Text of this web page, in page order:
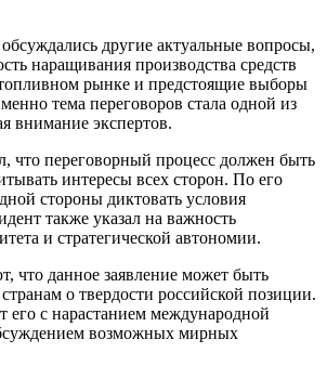
другие актуальные вопросы,
наращивания производства средств
рынке и предстоящие выборы
тема переговоров стала одной из
внимание экспертов.
что переговорный процесс должен быть
интересы всех сторон. По его
стороны диктовать условия
также указал на важность
и стратегической автономии.
что данное заявление может быть
о твердости российской позиции.
его с нарастанием международной
возможных мирных